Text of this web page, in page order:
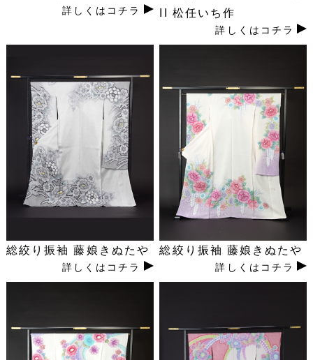
詳しくはコチラ
II 松任いち作
詳しくはコチラ
総絞り振袖 藤娘きぬたや
詳しくはコチラ
総絞り振袖 藤娘きぬたや
詳しくはコチラ